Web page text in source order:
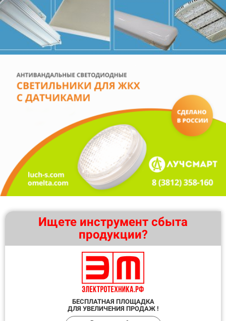
Ищете инструмент сбыта
продукции?
БЕСПЛАТНАЯ ПЛОЩАДКА
ДЛЯ УВЕЛИЧЕНИЯ ПРОДАЖ !